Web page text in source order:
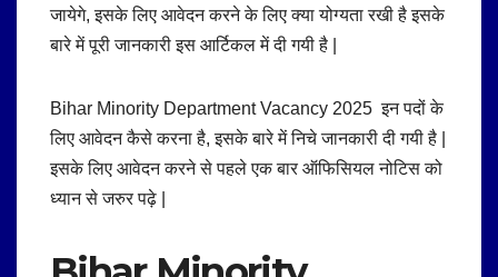
जायेगे, इसके लिए आवेदन करने के लिए क्या योग्यता रखी है इसके
बारे में पूरी जानकारी इस आर्टिकल में दी गयी है |
Bihar Minority Department Vacancy 2025 इन पदों के
लिए आवेदन कैसे करना है, इसके बारे में निचे जानकारी दी गयी है |
इसके लिए आवेदन करने से पहले एक बार ऑफिसियल नोटिस को
ध्यान से जरुर पढ़े |